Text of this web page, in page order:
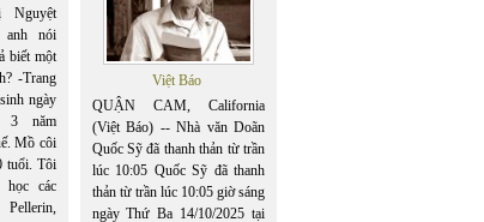
Nguyệt
nói
biết một
-Trang
ngày
3 năm
Mồ côi
tuổi. Tôi
học các
Việt Báo
QUẬN CAM, California
(Việt Báo) -- Nhà văn Doãn
Quốc Sỹ đã thanh thản từ trần
lúc 10:05 Quốc Sỹ đã thanh
thản từ trần lúc 10:05 giờ sáng
ngày Thứ Ba 14/10/2025 tại